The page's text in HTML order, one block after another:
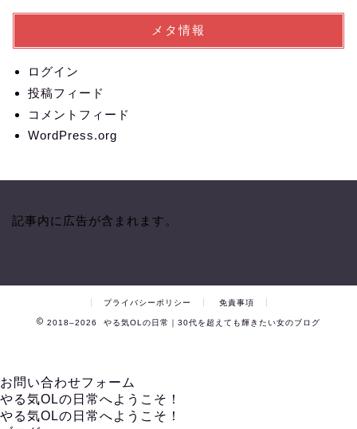
メタ情報
ログイン
投稿フィード
コメントフィード
WordPress.org
記事内に広告が含まれます。
プライバシーポリシー 免責事項
2018–2026 やる気OLの日常｜30代を超えても輝きたい女のブログ
お問い合わせフォーム
やる気OLの日常へようこそ！
やる気OLの日常へようこそ！